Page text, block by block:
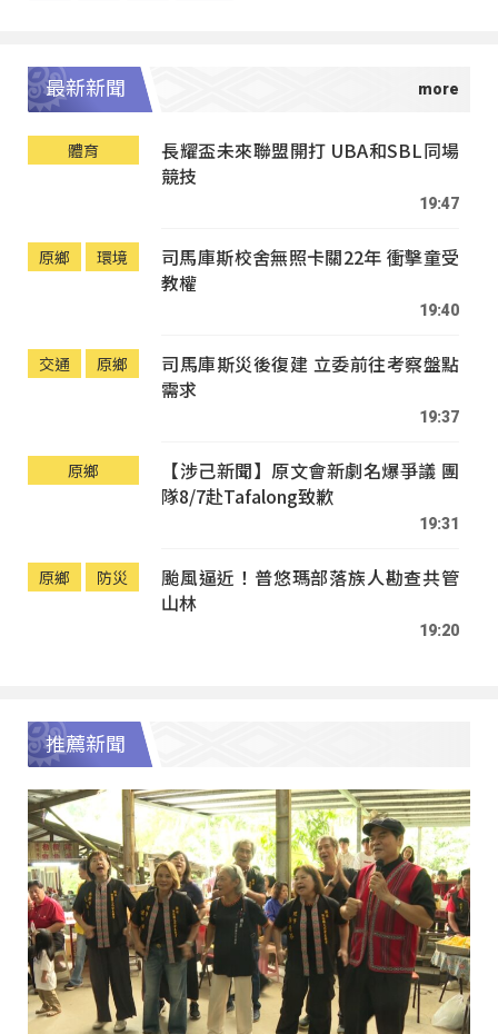
最新新聞
體育
長耀盃未來聯盟開打 UBA和SBL同場
競技
19:47
原鄉 環境
司馬庫斯校舍無照卡關22年 衝擊童受
教權
19:40
交通 原鄉
司馬庫斯災後復建 立委前往考察盤點
需求
19:37
原鄉
【涉己新聞】原文會新劇名爆爭議 團
隊8/7赴Tafalong致歉
19:31
原鄉 防災
颱風逼近！普悠瑪部落族人勘查共管
山林
19:20
推薦新聞